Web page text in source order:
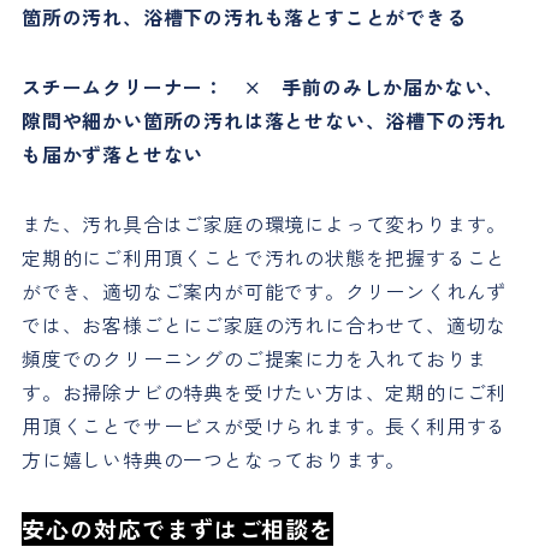
箇所の汚れ、浴槽下の汚れも落とすことができる
スチームクリーナー： × 手前のみしか届かない、
隙間や細かい箇所の汚れは落とせない、浴槽下の汚れ
も届かず落とせない
また、汚れ具合はご家庭の環境によって変わります。
定期的にご利用頂くことで汚れの状態を把握すること
ができ、適切なご案内が可能です。クリーンくれんず
では、お客様ごとにご家庭の汚れに合わせて、適切な
頻度でのクリーニングのご提案に力を入れておりま
す。お掃除ナビの特典を受けたい方は、定期的にご利
用頂くことでサービスが受けられます。長く利用する
方に嬉しい特典の一つとなっております。
安心の対応でまずはご相談を